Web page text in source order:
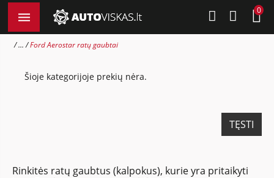
0
... Ford Aerostar ratų gaubtai
Šioje kategorijoje prekių nėra.
TĘSTI
Rinkitės ratų gaubtus (kalpokus), kurie yra pritaikyti